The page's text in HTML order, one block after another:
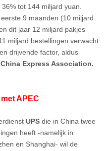
tot 144 miljard yuan.
9 maanden (10 miljard
dit jaar 12 miljard pakjes
miljard bestellingen verwacht
drijvende factor, aldus
China Express Association.
APEC
UPS die in China twee
heeft -namelijk in
en Shanghai- wil de